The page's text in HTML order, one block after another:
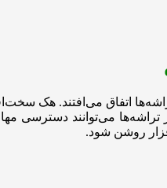
اتفاق می‌افتند. هک
می‌توانند دسترسی
روشن شود.